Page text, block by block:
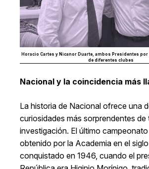
Horacio Cartes y Nicanor Duarte, ambos Presidentes
de diferentes clubes
Nacional y la coincidencia más
La historia de Nacional ofrece una
curiosidades más sorprendentes de
investigación. El último
obtenido por la Academia en el
conquistado en 1946, cuando el